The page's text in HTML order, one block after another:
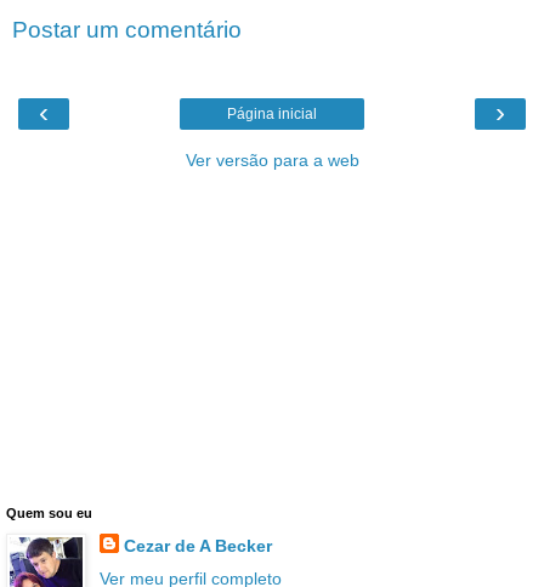
Postar um comentário
‹ ›
Página inicial
Ver versão para a web
Quem sou eu
Cezar de A Becker
Ver meu perfil completo